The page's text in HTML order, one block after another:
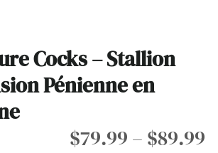
Cocks – Stallion
Pénienne en
$79.99 – $89.99